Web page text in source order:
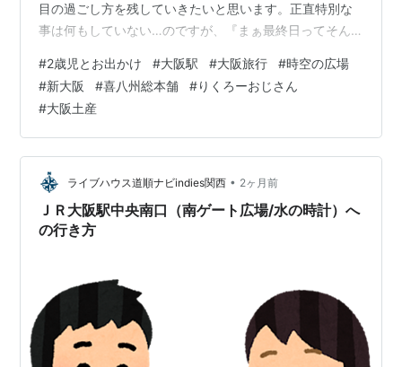
目の過ごし方を残していきたいと思います。正直特別な
事は何もしていない…のですが、『まぁ最終日ってそん
す！天王寺動物園と通天閣に行った1日目：
torochandiary.net 海遊館とUSJに行った2日目：
torochandiary.net☆目次☆ チェックアウトギリギリまで
ホテルステイ 大阪駅の『時空の広場』 新大阪駅でお土産
りくろーおじさんのチーズケーキ 嬉八洲(十三のみたらし
団子…
#2歳児とお出かけ #大阪駅 #大阪旅行 #時空の広場
#新大阪 #喜八州総本舗 #りくろーおじさん
#大阪土産
ライブハウス道順ナビindies関西 • 2ヶ月前
ＪＲ大阪駅中央南口（南ゲート広場/水の時計）へ
の行き方